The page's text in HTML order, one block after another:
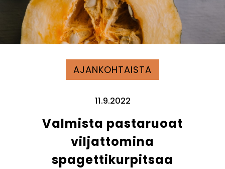
AJANKOHTAISTA
11.9.2022
Valmista pastaruoat
viljattomina
spagettikurpitsaa